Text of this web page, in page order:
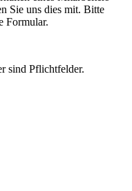
Sie uns dies mit. Bitte
Formular.
sind Pflichtfelder.